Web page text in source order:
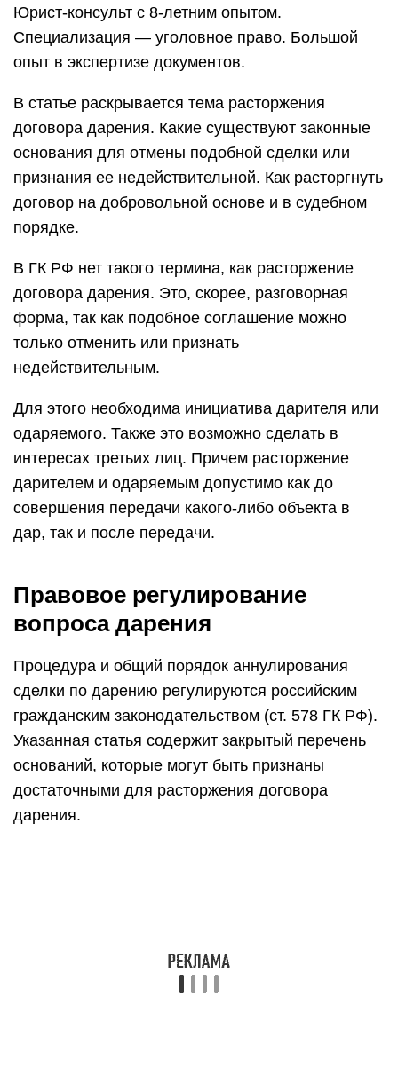
Юрист-консульт с 8-летним опытом.
Специализация — уголовное право. Большой
опыт в экспертизе документов.
В статье раскрывается тема расторжения
договора дарения. Какие существуют законные
основания для отмены подобной сделки или
признания ее недействительной. Как расторгнуть
договор на добровольной основе и в судебном
порядке.
В ГК РФ нет такого термина, как расторжение
договора дарения. Это, скорее, разговорная
форма, так как подобное соглашение можно
только отменить или признать
недействительным.
Для этого необходима инициатива дарителя или
одаряемого. Также это возможно сделать в
интересах третьих лиц. Причем расторжение
дарителем и одаряемым допустимо как до
совершения передачи какого-либо объекта в
дар, так и после передачи.
Правовое регулирование
вопроса дарения
Процедура и общий порядок аннулирования
сделки по дарению регулируются российским
гражданским законодательством (ст. 578 ГК РФ).
Указанная статья содержит закрытый перечень
оснований, которые могут быть признаны
достаточными для расторжения договора
дарения.